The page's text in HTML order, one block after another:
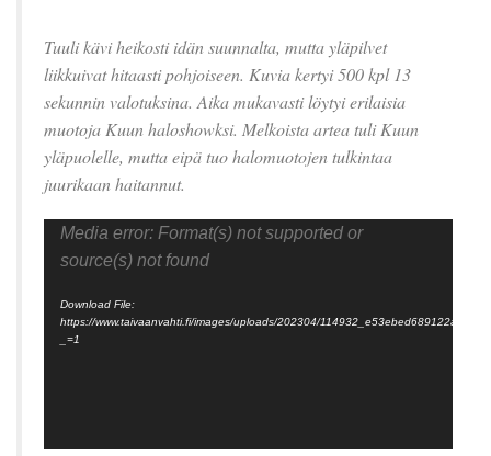
Tuuli kävi heikosti idän suunnalta, mutta yläpilvet
liikkuivat hitaasti pohjoiseen. Kuvia kertyi 500 kpl 13
sekunnin valotuksina. Aika mukavasti löytyi erilaisia
muotoja Kuun haloshowksi. Melkoista artea tuli Kuun
yläpuolelle, mutta eipä tuo halomuotojen tulkintaa
juurikaan haitannut.
Video
Player
Media error: Format(s) not supported or
source(s) not found
Download File:
https://www.taivaanvahti.fi/images/uploads/202304/
_=1